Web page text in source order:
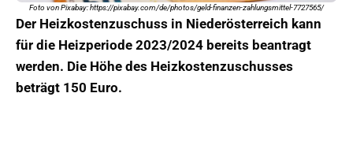
Foto von Pixabay: https://pixabay.com/de/photos/geld-finanzen-zahlungsmittel-7727565/
Der Heizkostenzuschuss in Niederösterreich kann
für die Heizperiode 2023/2024 bereits beantragt
werden. Die Höhe des Heizkostenzuschusses
beträgt 150 Euro.